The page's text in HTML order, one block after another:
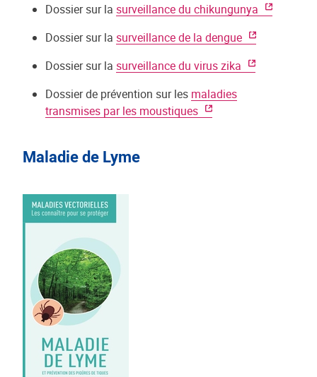
Dossier sur la surveillance du chikungunya
Dossier sur la surveillance de la dengue
Dossier sur la surveillance du virus zika
Dossier de prévention sur les maladies
transmises par les moustiques
Maladie de Lyme